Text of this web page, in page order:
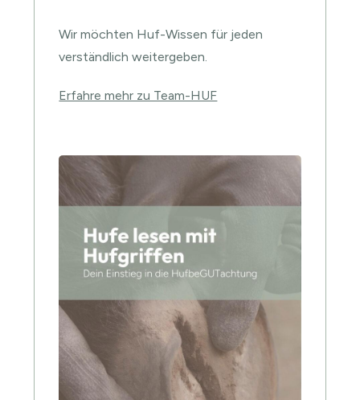
Wir möchten Huf-Wissen für jeden
verständlich weitergeben.
Erfahre mehr zu Team-HUF